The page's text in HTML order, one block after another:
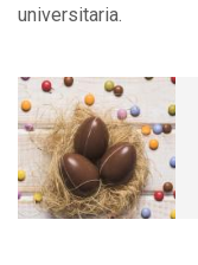
universitaria.